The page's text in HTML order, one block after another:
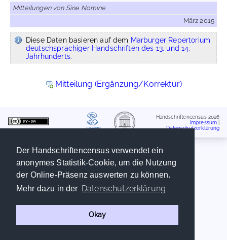
Der Handschriftencensus verwendet ein
anonymes Statistik-Cookie, um die Nutzung
der Online-Präsenz auswerten zu können.
Mehr dazu in der Datenschutzerklärung
Okay
Mitteilungen von Sine Nomine
März 2015
Diese Daten basieren auf dem Marburger Repertorium
deutschsprachiger Handschriften des 13. und 14.
Jahrhunderts.
Mitteilung (Ergänzung/Korrektur)
Handschriftencensus 2026
Impressum
Datenschutzerklärung